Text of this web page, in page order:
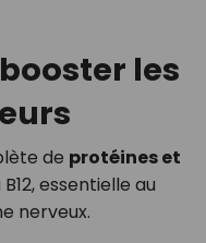
les
de protéines et
essentielle au
nerveux.